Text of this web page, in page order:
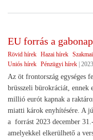
EU forrás a
Rövid hírek Hazai hírek
Uniós hírek Pénzügyi hírek
Az öt frontország egységes
brüsszeli bürokráciát, ennek
millió eurót kapnak a
miatti károk enyhítésére. A
a forrást 2023 december
amelyekkel elkerülhető a